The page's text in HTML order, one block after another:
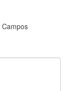
Campos